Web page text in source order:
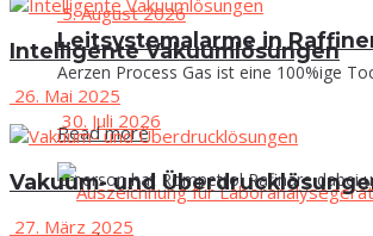
Leit­sys­tem­alar­me in
30. Juli 2026
Emerson hat Rompetrol Rafinare dabei
5. August 2026
Aerzen Process Gas ist eine 100%ige
Read more
Intel­li­gen­te Vakuumlösungen
26. Mai 2025
Vaku­um- und
27. März 2025